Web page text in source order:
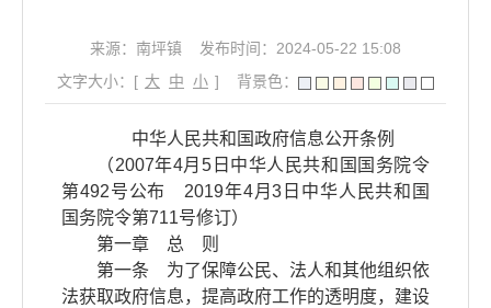
来源：南坪镇
发布时间：2024-05-22 15:08
文字大小：[ 大 中 小 ] 背景色：
中华人民共和国政府信息公开条例
（2007年4月5日中华人民共和国国务院令
第492号公布 2019年4月3日中华人民共和国
国务院令第711号修订）
第一章 总 则
第一条 为了保障公民、法人和其他组织依
法获取政府信息，提高政府工作的透明度，建设